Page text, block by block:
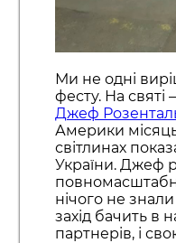
Ми не одні
фесту. На святі
Джеф
Америки
світлинах
України. Джеф
нічого не
захід бачить в
партнерів, і